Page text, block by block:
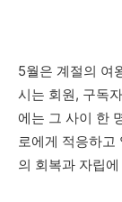
5월은 계절의 여
시는 회원, 구독
에는 그 사이 한
로에게 적응하고
의 회복과 자립